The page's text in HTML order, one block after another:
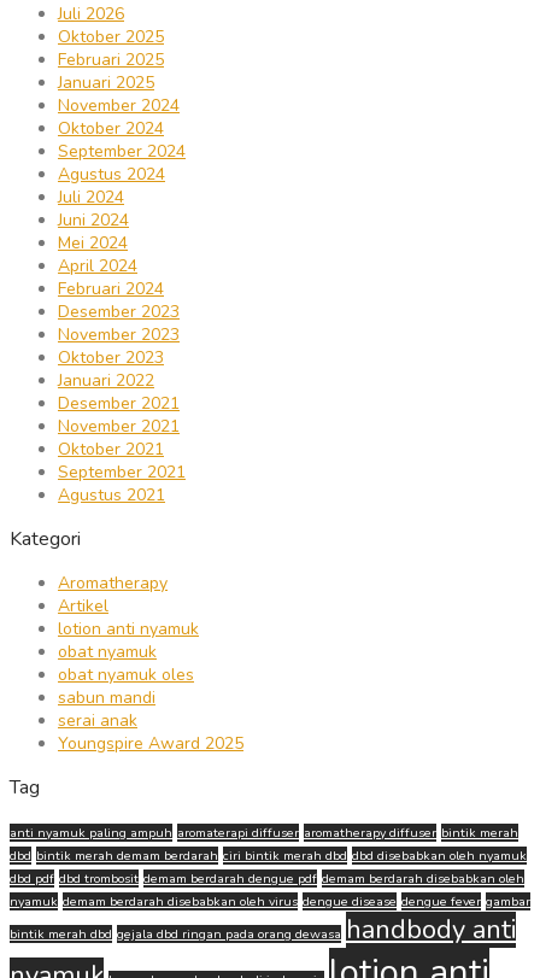
Juli 2026
Oktober 2025
Februari 2025
Januari 2025
November 2024
Oktober 2024
September 2024
Agustus 2024
Juli 2024
Juni 2024
Mei 2024
April 2024
Februari 2024
Desember 2023
November 2023
Oktober 2023
Januari 2022
Desember 2021
November 2021
Oktober 2021
September 2021
Agustus 2021
Kategori
Aromatherapy
Artikel
lotion anti nyamuk
obat nyamuk
obat nyamuk oles
sabun mandi
serai anak
Youngspire Award 2025
Tag
anti nyamuk paling ampuh aromaterapi diffuser aromatherapy diffuser bintik merah
dbd bintik merah demam berdarah ciri bintik merah dbd dbd disebabkan oleh nyamuk
dbd pdf dbd trombosit demam berdarah dengue pdf demam berdarah disebabkan oleh
nyamuk demam berdarah disebabkan oleh virus dengue disease dengue fever gambar
bintik merah dbd gejala dbd ringan pada orang dewasa handbody anti